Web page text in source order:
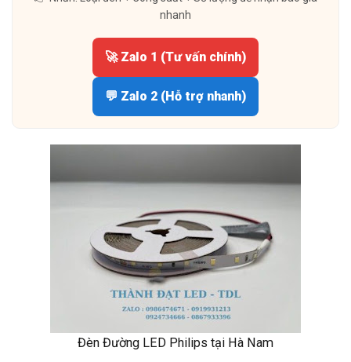
nhanh
🚀 Zalo 1 (Tư vấn chính)
💬 Zalo 2 (Hỗ trợ nhanh)
Đèn Đường LED Philips tại Hà Nam